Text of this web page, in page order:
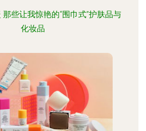
些让我惊艳的“围巾式”护肤品与
化妆品